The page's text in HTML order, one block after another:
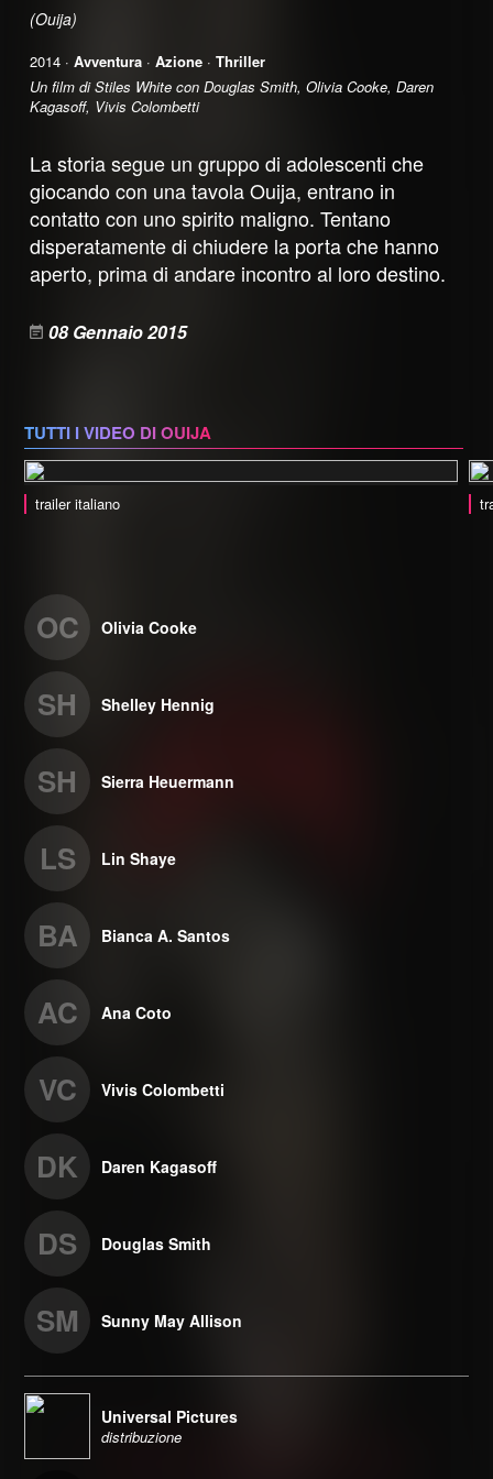
(Ouija)
2014 · Avventura· Azione· Thriller
Un film di Stiles White con Douglas Smith, Olivia Cooke, Daren
Kagasoff, Vivis Colombetti
La storia segue un gruppo di adolescenti che
giocando con una tavola Ouija, entrano in
contatto con uno spirito maligno. Tentano
disperatamente di chiudere la porta che hanno
aperto, prima di andare incontro al loro destino.
08 Gennaio 2015
TUTTI I VIDEO DI OUIJA
trailer italiano
OC Olivia Cooke
SH Shelley Hennig
SH Sierra Heuermann
LS Lin Shaye
BA Bianca A. Santos
AC Ana Coto
VC Vivis Colombetti
DK Daren Kagasoff
DS Douglas Smith
SM Sunny May Allison
Universal Pictures
distribuzione